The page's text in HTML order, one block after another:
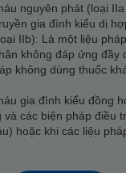
nguyên phát (loại
gia đình kiểu dị
IIb): Là một liệu
không đáp ứng đầy
không dùng thuốc
gia đình kiểu đồng
và các biện pháp điều
hoặc khi các liệu